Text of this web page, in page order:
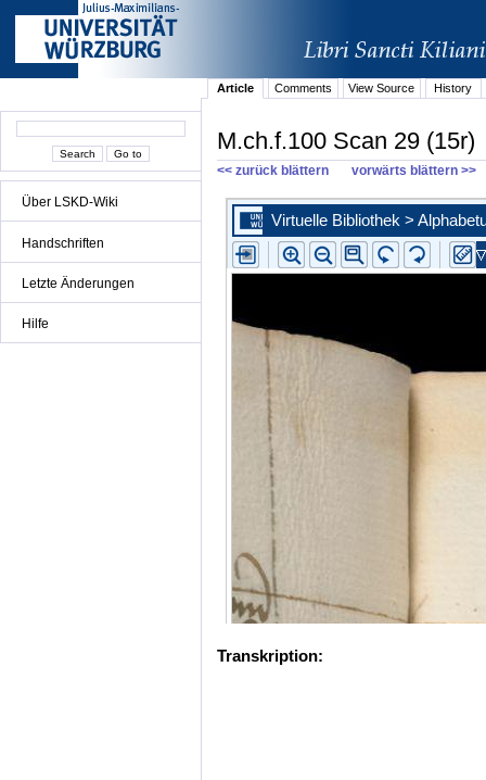
Über LSKD-Wiki
Handschriften
Letzte Änderungen
Hilfe
Article Comments View Source History
M.ch.f.100 Scan 29 (15r)
<< zurück blättern vorwärts blättern >>
Transkription: